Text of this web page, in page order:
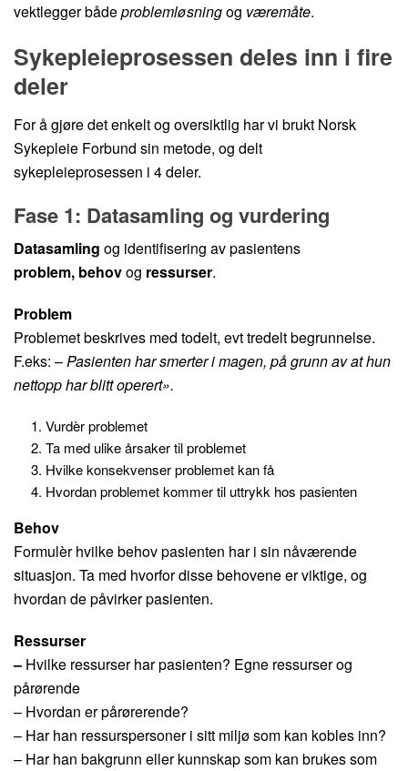
vektlegger bådeproblemløsningog væremåte.
Sykepleieprosessen deles inn i fire
deler
For å gjøre det enkelt og oversiktlig har vi brukt Norsk
Sykepleie Forbund sin metode, og delt
sykepleieprosessen i 4 deler.
Fase 1: Datasamling og vurdering
Datasamling og identifisering av pasientens
problem, behovog ressurser.
Problem
Problemet beskrives med todelt, evt tredelt begrunnelse.
F.eks: –Pasienten har smerter i magen, på grunn av at hun
nettopp har blitt operert».
Vurdèr problemet
Ta med ulike årsaker til problemet
Hvilke konsekvenser problemet kan få
Hvordan problemet kommer til uttrykk hos pasienten
Behov
Formulèr hvilke behov pasienten har i sin nåværende
situasjon. Ta med hvorfor disse behovene er viktige, og
hvordan de påvirker pasienten.
Ressurser
– Hvilke ressurser har pasienten? Egne ressurser og
pårørende
– Hvordan er pårørerende?
– Har han ressurspersoner i sitt miljø som kan kobles inn?
– Har han bakgrunn eller kunnskap som kan brukes som